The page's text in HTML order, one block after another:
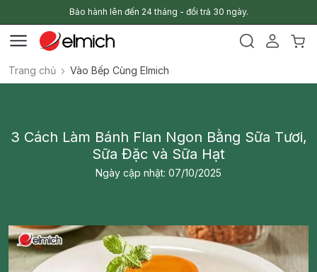
Bảo hành lên đến 24 tháng - đổi trả 30 ngày.
Trang chủ Vào Bếp Cùng Elmich
3 Cách Làm Bánh Flan Ngon Bằng Sữa Tươi,
Sữa Đặc và Sữa Hạt
Ngày cập nhật: 07/10/2025